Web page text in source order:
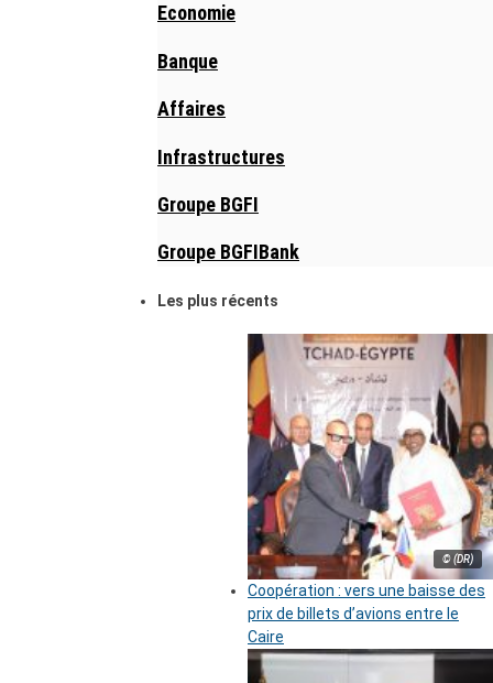
Economie
Banque
Affaires
Infrastructures
Groupe BGFI
Groupe BGFIBank
Les plus récents
© (DR)
Coopération : vers une baisse des
prix de billets d’avions entre le
Caire